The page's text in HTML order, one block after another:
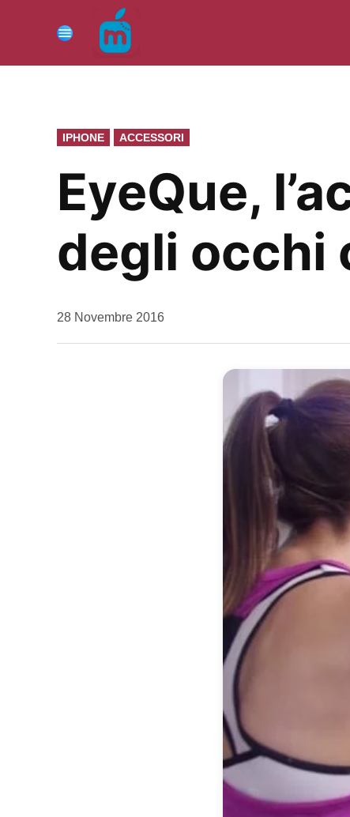
contenuto
Menu
PUBBLICATO
IN
IPHONE ACCESSORI
EyeQue,
degli occhi
da
28 Novembre 2016